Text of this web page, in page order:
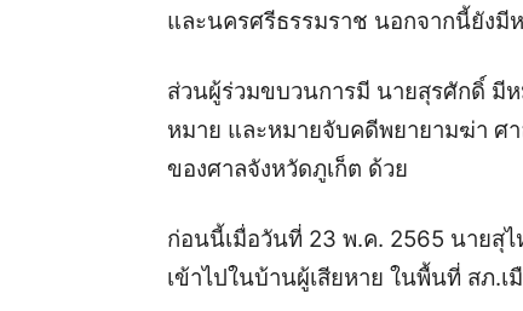
และนครศรีธรรมราช นอกจากนี้ยังมี
ส่วนผู้ร่วมขบวนการมี นายสุรศักดิ์ มี
หมาย และหมายจับคดีพยายามฆ่า ศ
ของศาลจังหวัดภูเก็ต ด้วย
ก่อนนี้เมื่อวันที่ 23 พ.ค. 2565 นายสุ
เข้าไปในบ้านผู้เสียหาย ในพื้นที่ สภ.